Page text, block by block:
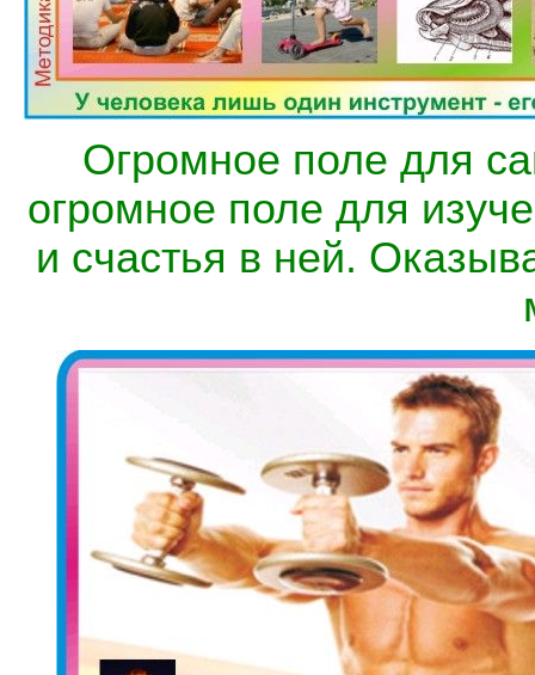
Огромное поле для
огромное поле для
и счастья в ней.